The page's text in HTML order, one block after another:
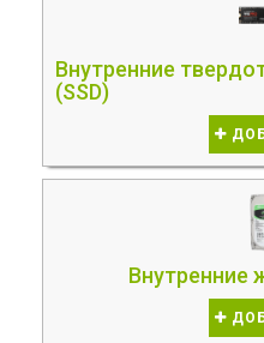
Внутренние
(SSD)
Внутренние